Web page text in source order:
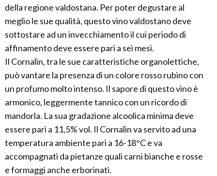
della regione valdostana. Per poter degustare al
meglio le sue qualità, questo vino valdostano deve
sottostare ad un invecchiamento il cui periodo di
affinamento deve essere pari a sei mesi.
Il Cornalin, tra le sue caratteristiche organolettiche,
può vantare la presenza di un colore rosso rubino con
un profumo molto intenso. Il sapore di questo vino è
armonico, leggermente tannico con un ricordo di
mandorla. La sua gradazione alcoolica minima deve
essere pari a 11,5% vol. Il Cornalin va servito ad una
temperatura ambiente pari a 16-18°C e va
accompagnati da pietanze quali carni bianche e rosse
e formaggi anche erborinati.